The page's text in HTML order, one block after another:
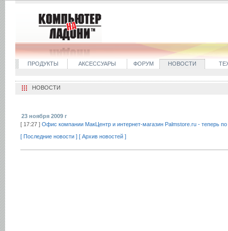
ПРОДУКТЫ АКСЕССУАРЫ ФОРУМ НОВОСТИ
НОВОСТИ
23 ноября 2009 г
[ 17:27 ] Офис компании МакЦентр и интернет-магазин Palmstore.ru - теперь
[ Последние новости ] [ Архив новостей ]